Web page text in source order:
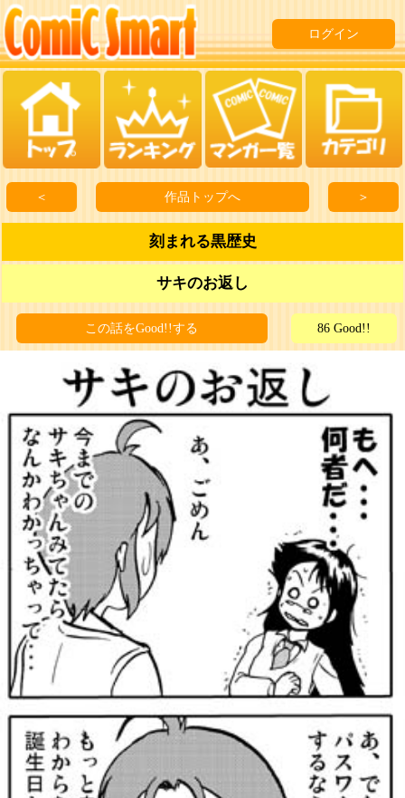
ログイン
＜ 作品トップへ ＞
刻まれる黒歴史
サキのお返し
この話をGood!!する 86 Good!!